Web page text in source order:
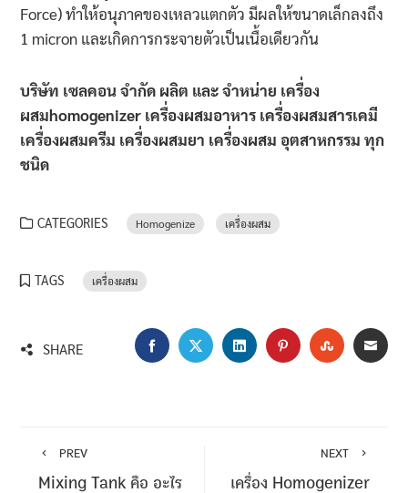
Force) ทำให้อนุภาคของเหลวแตกตัว มีผลให้ขนาดเล็กลงถึง
1 micron และเกิดการกระจายตัวเป็นเนื้อเดียวกัน
บริษัท เซลคอน จำกัด ผลิต และ จำหน่าย เครื่อง
ผสมhomogenizer เครื่องผสมอาหาร เครื่องผสมสารเคมี
เครื่องผสมครีม เครื่องผสมยา เครื่องผสม อุตสาหกรรม ทุก
ชนิด
CATEGORIES Homogenize เครื่องผสม
TAGS เครื่องผสม
SHARE FACEBOOKTWITTERLINKEDINPINTEREST
PREV
Mixing Tank คือ อะไร
NEXT
เครื่อง Homogenizer